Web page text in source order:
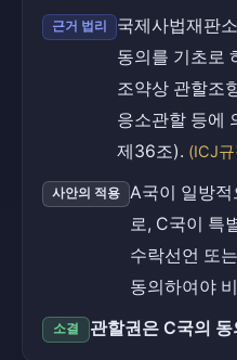
근거 법리
국제사법재판
동의를 기초로
조약상 관할조
응소관할 등에
제36조). (ICJ
사안의 적용
A국이 일방
로, C국이 특
수락선언 또
동의하여야
소결 관할권은 C국의